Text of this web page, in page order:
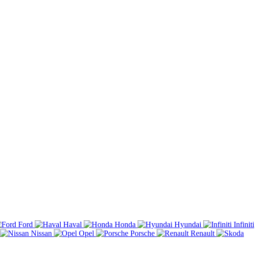
Ford Haval Honda Hyundai
Infiniti
Nissan Opel Porsche
Renault